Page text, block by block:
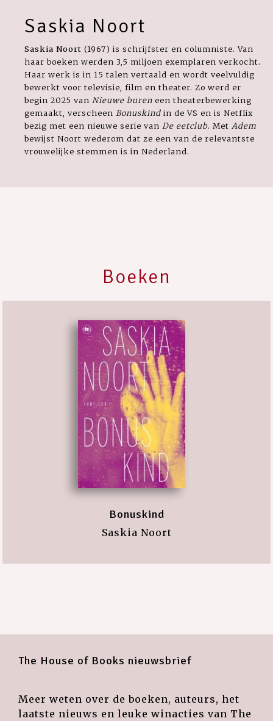
Saskia Noort
Saskia Noort (1967) is schrijfster en columniste. Van
haar boeken werden 3,5 miljoen exemplaren verkocht.
Haar werk is in 15 talen vertaald en wordt veelvuldig
bewerkt voor televisie, film en theater. Zo werd er
begin 2025 van Nieuwe buren een theaterbewerking
gemaakt, verscheen Bonuskind in de VS en is Netflix
bezig met een nieuwe serie van De eetclub. Met Adem
bewijst Noort wederom dat ze een van de relevantste
vrouwelijke stemmen is in Nederland.
Boeken
Bonuskind
Saskia Noort
The House of Books nieuwsbrief
Meer weten over de boeken, auteurs, het
laatste nieuws en leuke winacties van The